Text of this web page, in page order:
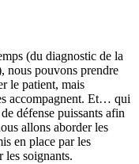
(du diagnostic de la
nous pouvons prendre
le patient, mais
accompagnent. Et… qui
défense puissants afin
allons aborder les
en place par les
les soignants.